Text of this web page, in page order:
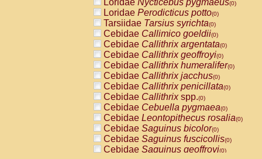
Loridae Nycticebus pygmaeus(0)
Loridae Perodicticus potto(0)
Tarsiidae Tarsius syrichta(0)
Cebidae Callimico goeldii(0)
Cebidae Callithrix argentata(0)
Cebidae Callithrix geoffroyi(0)
Cebidae Callithrix humeralifer(0)
Cebidae Callithrix jacchus(0)
Cebidae Callithrix penicillata(0)
Cebidae Callithrixspp.(0)
Cebidae Cebuella pygmaea(0)
Cebidae Leontopithecus rosalia(0)
Cebidae Saguinus bicolor(0)
Cebidae Saguinus fuscicollis(0)
Cebidae Saguinus geoffroyi(0)